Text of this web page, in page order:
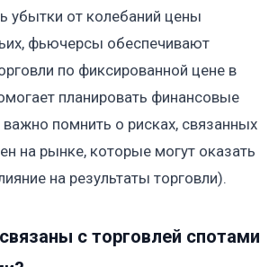
убытки от колебаний цены
фьючерсы обеспечивают
по фиксированной цене в
планировать финансовые
помнить о рисках, связанных
на рынке, которые могут оказать
на результаты торговли).
с торговлей спотами